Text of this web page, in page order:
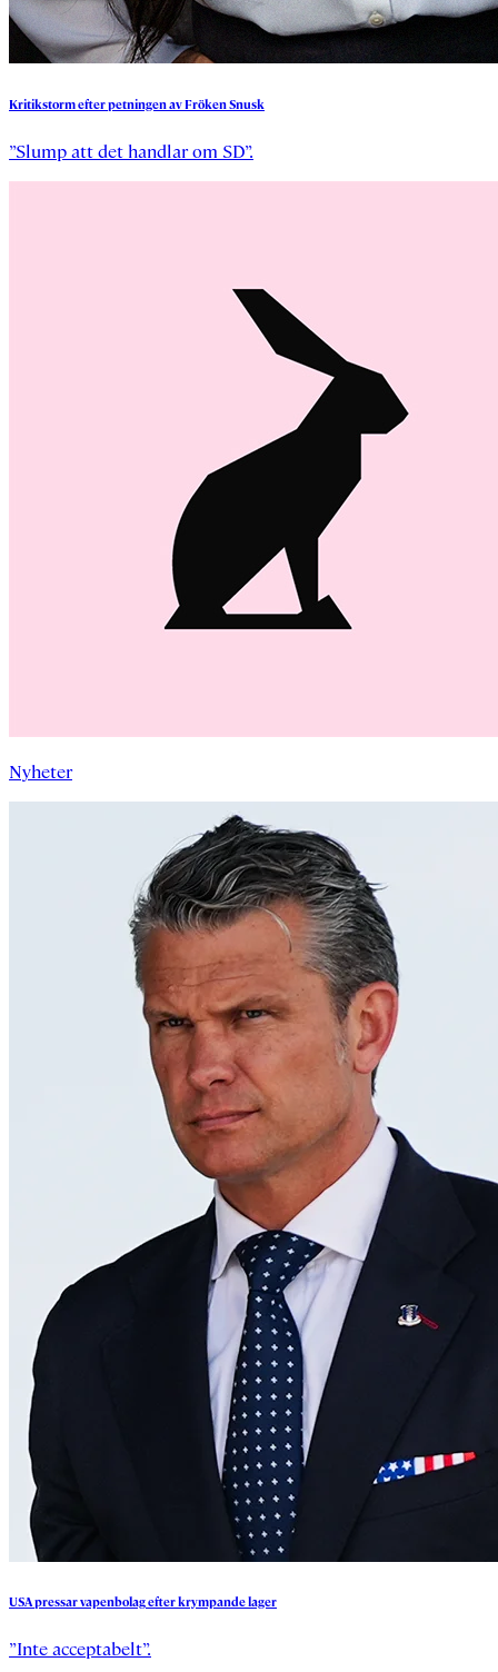
KritikstormefterpetningenavFrökenSnusk
”Slump att det handlar om SD”.
Nyheter
USApressarvapenbolagefterkrympandelager
”Inte acceptabelt”.